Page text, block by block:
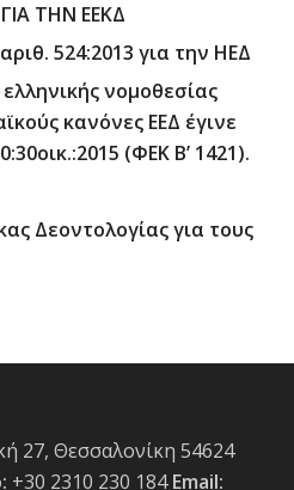
ΤΗΝ ΕΕΚΔ
524:2013 για την ΗΕΔ
νομοθεσίας
κανόνες ΕΕΔ έγινε
(ΦΕΚ Β’ 1421).
Δεοντολογίας για τους
27, Θεσσαλονίκη 54624
+30 2310 230 184Email: